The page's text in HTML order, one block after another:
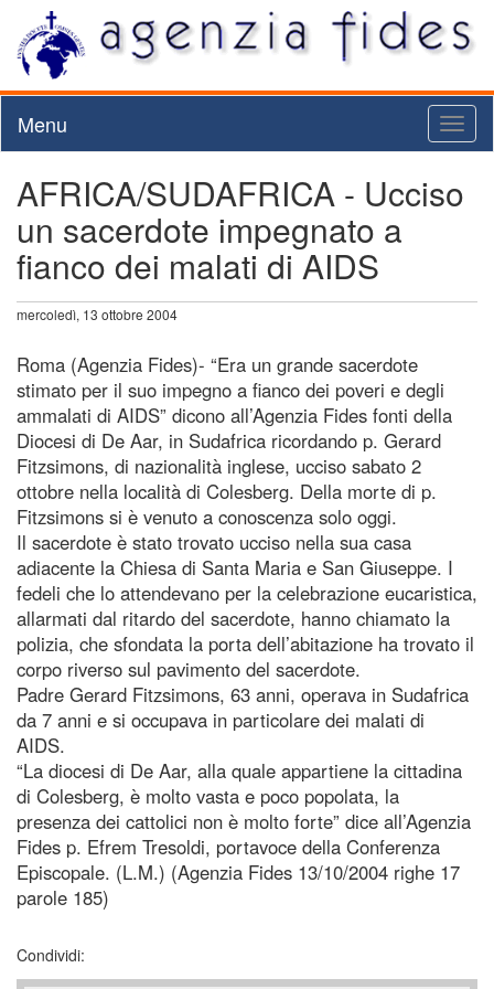
Menu
AFRICA/SUDAFRICA - Ucciso
un sacerdote impegnato a
fianco dei malati di AIDS
mercoledì, 13 ottobre 2004
Roma (Agenzia Fides)- “Era un grande sacerdote
stimato per il suo impegno a fianco dei poveri e degli
ammalati di AIDS” dicono all’Agenzia Fides fonti della
Diocesi di De Aar, in Sudafrica ricordando p. Gerard
Fitzsimons, di nazionalità inglese, ucciso sabato 2
ottobre nella località di Colesberg. Della morte di p.
Fitzsimons si è venuto a conoscenza solo oggi.
Il sacerdote è stato trovato ucciso nella sua casa
adiacente la Chiesa di Santa Maria e San Giuseppe. I
fedeli che lo attendevano per la celebrazione eucaristica,
allarmati dal ritardo del sacerdote, hanno chiamato la
polizia, che sfondata la porta dell’abitazione ha trovato il
corpo riverso sul pavimento del sacerdote.
Padre Gerard Fitzsimons, 63 anni, operava in Sudafrica
da 7 anni e si occupava in particolare dei malati di
AIDS.
“La diocesi di De Aar, alla quale appartiene la cittadina
di Colesberg, è molto vasta e poco popolata, la
presenza dei cattolici non è molto forte” dice all’Agenzia
Fides p. Efrem Tresoldi, portavoce della Conferenza
Episcopale. (L.M.) (Agenzia Fides 13/10/2004 righe 17
parole 185)
Condividi: